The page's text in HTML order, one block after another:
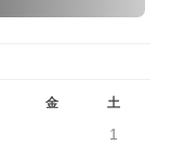
金 土
1